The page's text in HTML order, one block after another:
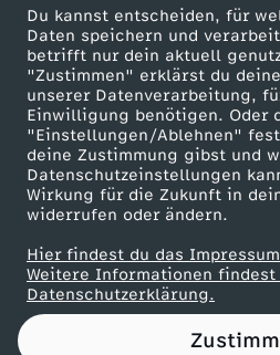
Du kannst entscheiden, für
Daten speichern und
betrifft nur dein aktuell
"Zustimmen" erklärst du
unserer Datenverarbeitung,
Einwilligung benötigen. Oder
"Einstellungen/Ablehnen"
deine Zustimmung gibst und
Datenschutzeinstellungen
Wirkung für die Zukunft in
widerrufen oder ändern.
Hier findest du das
Weitere Informationen
Datenschutzerklärung.
r
i
s
e
-
B
ZDF goes Schule
Werbefernsehen
Mainzelmännchen
Partner